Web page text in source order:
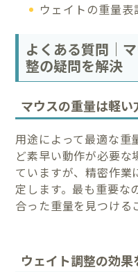
ウェイトの重量表
よくある質問｜
整の疑問を解決
マウスの重量は軽い
用途によって最適な重
ど素早い動作が必要
ていますが、精密作業
定します。最も重要な
合った重量を見つける
ウェイト調整の効